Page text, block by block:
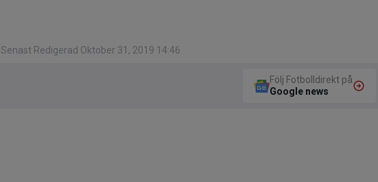
Senast Redigerad Oktober 31, 2019 14:46
Följ Fotbolldirekt på
Google news